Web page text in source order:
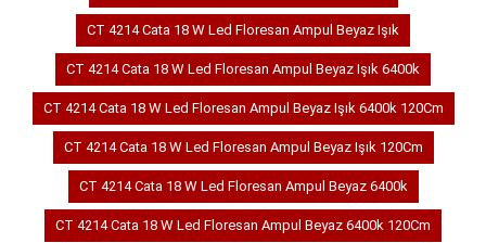
CT 4214 Cata 18 W Led Floresan Ampul Beyaz Işık
CT 4214 Cata 18 W Led Floresan Ampul Beyaz Işık 6400k
CT 4214 Cata 18 W Led Floresan Ampul Beyaz Işık 6400k 120Cm
CT 4214 Cata 18 W Led Floresan Ampul Beyaz Işık 120Cm
CT 4214 Cata 18 W Led Floresan Ampul Beyaz 6400k
CT 4214 Cata 18 W Led Floresan Ampul Beyaz 6400k 120Cm